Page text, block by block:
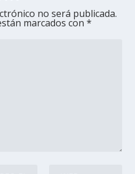
no será publicada.
marcados con*